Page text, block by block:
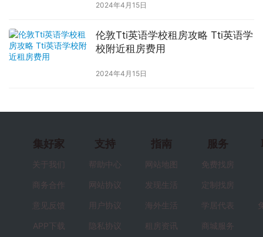
2024年4月15日
伦敦Tti英语学校租房攻略 Tti英语学
校附近租房费用
2024年4月15日
集好家
关于我们
商务合作
意见反馈
APP下载
支持
帮助中心
网站协议
用户协议
隐私协议
指南
网站地图
发现生活
海外生活
租房资讯
服务
免费找房
定制找房
学居代表
商城服务